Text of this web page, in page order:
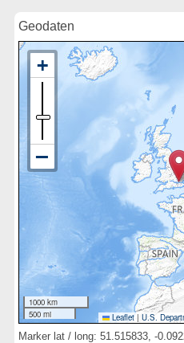
Geodaten
1000 km
500 mi
Leaflet | U.S.
Marker lat / long: 51.515833, -